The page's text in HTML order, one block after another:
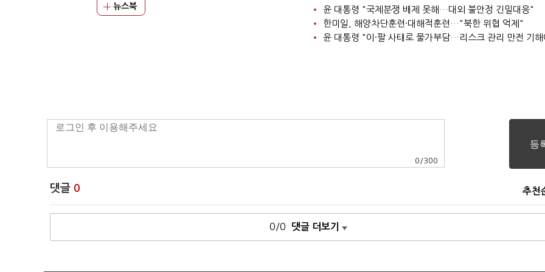
뉴스북
윤 대통령 "국제분쟁 배제 못해…대외 불안정 긴밀대응"
한미일, 해양차단훈련·대해적훈련…"북한 위협 억제"
윤 대통령 "이·팔 사태로 물가부담…리스크 관리 만전 기
0 /300
댓글 0 추천
0/0 댓글 더보기